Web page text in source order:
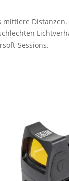
Distanzen.
Sessions.